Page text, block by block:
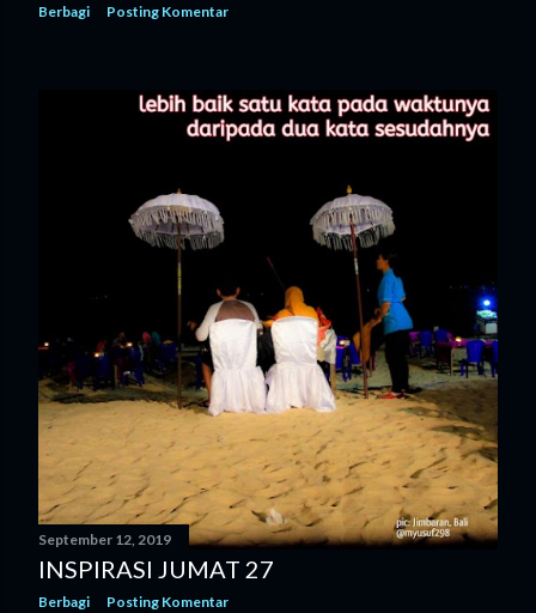
Berbagi Posting Komentar
September 12, 2019
INSPIRASI JUMAT 27
Berbagi Posting Komentar